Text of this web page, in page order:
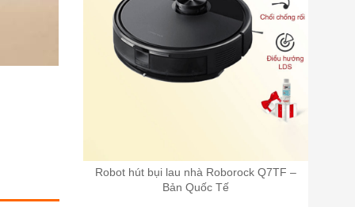
Robot hút bụi lau nhà Roborock Q7TF –
Bản Quốc Tế